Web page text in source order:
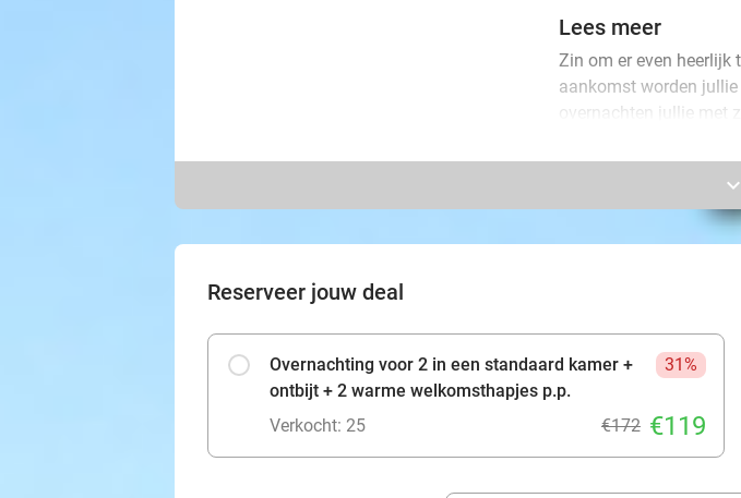
Lees meer
Zin om er even heerlijk
aankomst worden
overnachten jullie met
matras van goede
espressomachine en
's Ochtends genieten
keyboard_arrow_down
Reserveer jouw deal
Overnachting voor 2 in een standaard kamer +
ontbijt + 2 warme welkomsthapjes p.p.
31%
Verkocht: 25 €172 €119